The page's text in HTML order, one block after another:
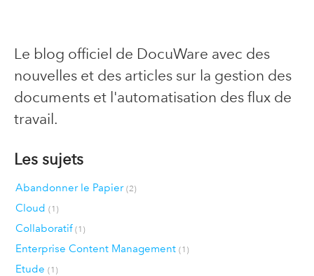
Le blog officiel de DocuWare avec des
nouvelles et des articles sur la gestion des
documents et l'automatisation des flux de
travail.
Les sujets
Abandonner le Papier (2)
Cloud (1)
Collaboratif (1)
Enterprise Content Management (1)
Etude (1)